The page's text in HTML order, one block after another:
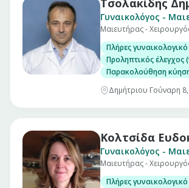
Τσολακίδης
Γυναικολόγος -
Μαιευτήρας -
Πλήρες
Προληπτικός έλεγχος
Παρακολούθηση
Δημήτριου Γούναρη
Κολτσίδα
Γυναικολόγος -
Μαιευτήρας -
Πλήρες